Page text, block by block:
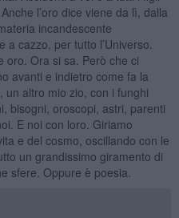
l’oro dice viene da lì, dalla
incandescente
cazzo, per tutto l’Universo.
oro. Ora si sa. Però che ci
avanti e indietro come fa la
un altro mio zio, con i funghi
bisogni, oroscopi, astri, parenti
E noi con loro. Giriamo
e del cosmo, oscillando con le
un grandissimo giramento di
sfere. Oppure è poesia.